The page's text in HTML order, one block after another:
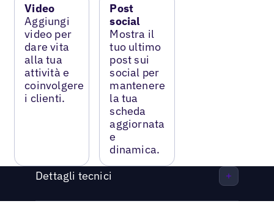
Video
Aggiungi
video per
dare vita
alla tua
attività e
coinvolgere
i clienti.
Post
social
Mostra il
tuo ultimo
post sui
social per
mantenere
la tua
scheda
aggiornata
e
dinamica.
Dettagli tecnici